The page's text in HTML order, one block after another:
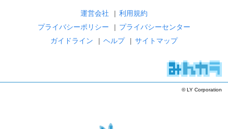
運営会社 | 利用規約
プライバシーポリシー
| プライバシーセンター
ガイドライン
| ヘルプ | サイトマップ
© LY Corporation